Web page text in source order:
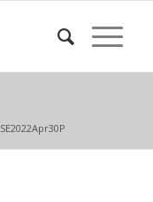
SE2022Apr30P